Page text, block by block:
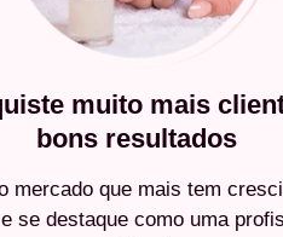
muito mais
bons resultados
mercado que mais tem
se destaque como uma